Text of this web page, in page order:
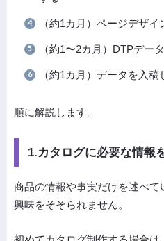
（約1カ月）ページデザイ
（約1〜2カ月）DTPデー
（約1カ月）データを入稿
順に解説します。
1.カタログに必要な情報
商品の情報や事実だけを述べ
興味をそそられません。